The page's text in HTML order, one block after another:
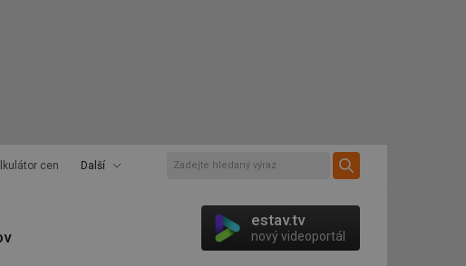
cen Další
estav.tv
nový videoportál